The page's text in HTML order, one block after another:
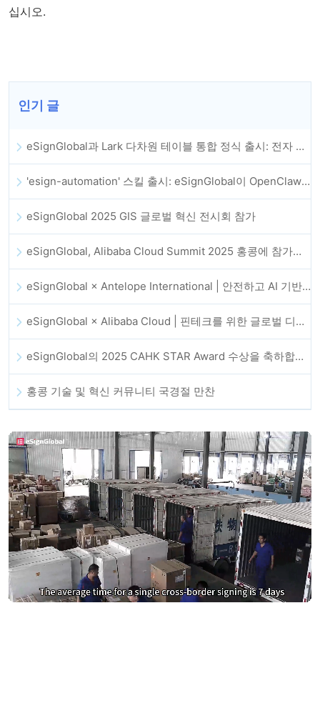
십시오.
인기 글
eSignGlobal과 Lark 다차원 테이블 통합 정식 출시: 전자 계약 체결 및 보관 전체 자동화
'esign-automation' 스킬 출시: eSignGlobal이 OpenClaw에 자동 전자서명을 지원
eSignGlobal 2025 GIS 글로벌 혁신 전시회 참가
eSignGlobal, Alibaba Cloud Summit 2025 홍콩에 참가해 AI 기반 클라우드 혁신과 디지털 신뢰를 강화
eSignGlobal × Antelope International | 안전하고 AI 기반의 디지털 워크플로우 발전 추진
eSignGlobal × Alibaba Cloud | 핀테크를 위한 글로벌 디지털 신뢰 강화를 위해 협력
eSignGlobal의 2025 CAHK STAR Award 수상을 축하합니다!
홍콩 기술 및 혁신 커뮤니티 국경절 만찬